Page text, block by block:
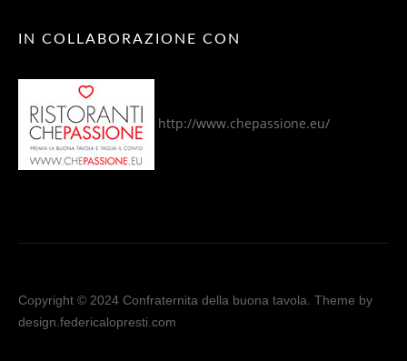
IN COLLABORAZIONE CON
http://www.chepassione.eu/